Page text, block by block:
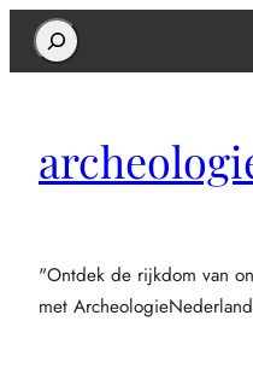
Search
"Ontdek de rijkdom van
met